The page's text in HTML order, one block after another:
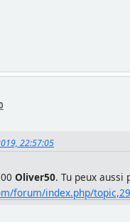
22:57:05
Oliver50. Tu peux aussi
forum/index.php/